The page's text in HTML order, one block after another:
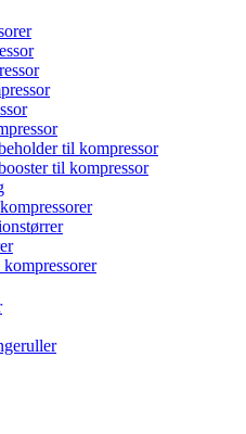
til kompressor
til kompressor